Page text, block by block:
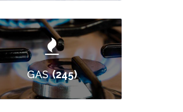
GAS (245)